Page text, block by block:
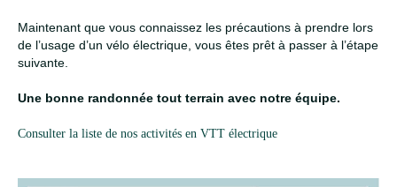
Maintenant que vous connaissez les précautions à prendre lors
de l’usage d’un vélo électrique, vous êtes prêt à passer à l’étape
suivante.
Une bonne randonnée tout terrain avec notre équipe.
Consulter la liste de nos activités en VTT électrique